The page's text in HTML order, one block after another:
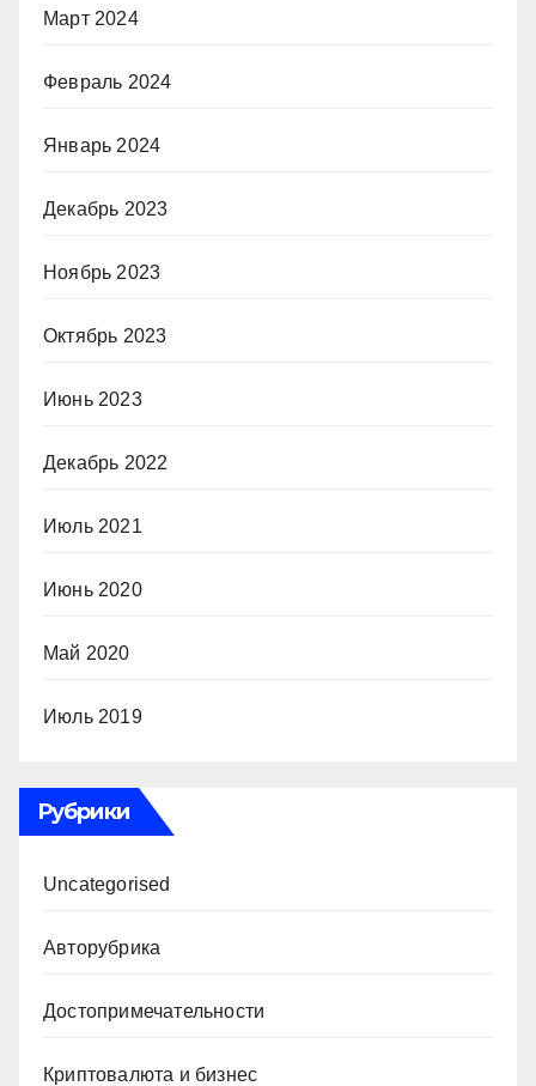
Март 2024
Февраль 2024
Январь 2024
Декабрь 2023
Ноябрь 2023
Октябрь 2023
Июнь 2023
Декабрь 2022
Июль 2021
Июнь 2020
Май 2020
Июль 2019
Рубрики
Uncategorised
Авторубрика
Достопримечательности
Криптовалюта и бизнес